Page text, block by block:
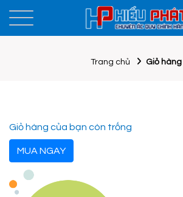
Trang chủ Giỏ hàng
Giỏ hàng của bạn còn trống
MUA NGAY